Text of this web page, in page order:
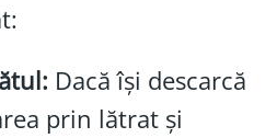
Dacă își descarcă
prin lătrat și